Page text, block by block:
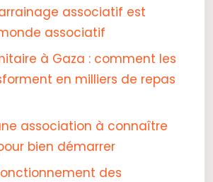
associatif est
associatif
à Gaza : comment les
en milliers de repas
association à connaître
bien démarrer
des